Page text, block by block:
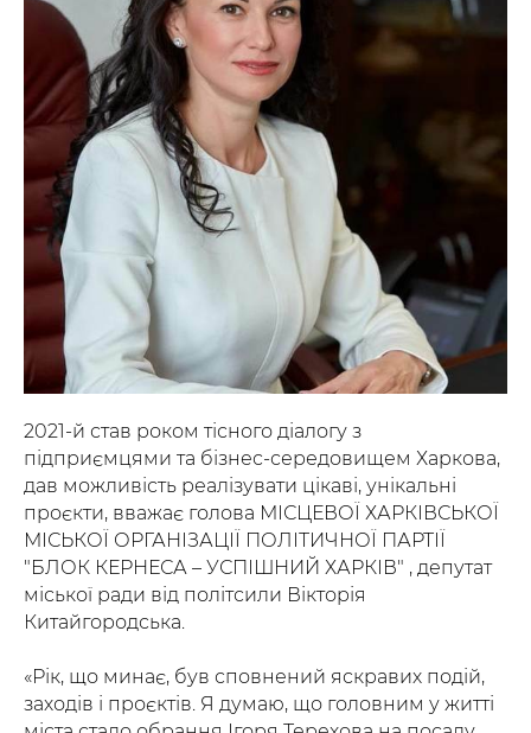
2021-й став роком тісного діалогу з
підприємцями та бізнес-середовищем Харкова,
дав можливість реалізувати цікаві, унікальні
проєкти, вважає голова МІСЦЕВОЇ ХАРКІВСЬКОЇ
МІСЬКОЇ ОРГАНІЗАЦІЇ ПОЛІТИЧНОЇ ПАРТІЇ
"БЛОК КЕРНЕСА – УСПІШНИЙ ХАРКІВ" , депутат
міської ради від політсили Вікторія
Китайгородська.
«Рік, що минає, був сповнений яскравих подій,
заходів і проєктів. Я думаю, що головним у житті